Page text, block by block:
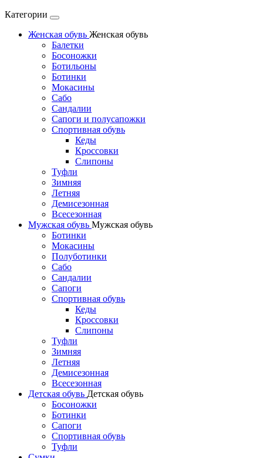
Категории
Женская обувь Женская обувь
Балетки
Босоножки
Ботильоны
Ботинки
Мокасины
Сабо
Сандалии
Сапоги и полусапожки
Спортивная обувь
Кеды
Кроссовки
Слипоны
Туфли
Зимняя
Летняя
Демисезонная
Всесезонная
Мужская обувь Мужская обувь
Ботинки
Мокасины
Полуботинки
Сабо
Сандалии
Сапоги
Спортивная обувь
Кеды
Кроссовки
Слипоны
Туфли
Зимняя
Летняя
Демисезонная
Всесезонная
Детская обувь Детская обувь
Босоножки
Ботинки
Сапоги
Спортивная обувь
Туфли